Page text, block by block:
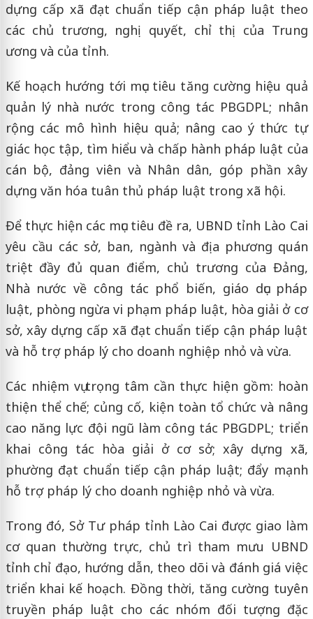
dựng cấp xã đạt chuẩn tiếp cận pháp luật theo
các chủ trương, nghị quyết, chỉ thị của Trung
ương và của tỉnh.
Kế hoạch hướng tới mục tiêu tăng cường hiệu quả
quản lý nhà nước trong công tác PBGDPL; nhân
rộng các mô hình hiệu quả; nâng cao ý thức tự
giác học tập, tìm hiểu và chấp hành pháp luật của
cán bộ, đảng viên và Nhân dân, góp phần xây
dựng văn hóa tuân thủ pháp luật trong xã hội.
Để thực hiện các mục tiêu đề ra, UBND tỉnh Lào Cai
yêu cầu các sở, ban, ngành và địa phương quán
triệt đầy đủ quan điểm, chủ trương của Đảng,
Nhà nước về công tác phổ biến, giáo dục pháp
luật, phòng ngừa vi phạm pháp luật, hòa giải ở cơ
sở, xây dựng cấp xã đạt chuẩn tiếp cận pháp luật
và hỗ trợ pháp lý cho doanh nghiệp nhỏ và vừa.
Các nhiệm vụ trọng tâm cần thực hiện gồm: hoàn
thiện thể chế; củng cố, kiện toàn tổ chức và nâng
cao năng lực đội ngũ làm công tác PBGDPL; triển
khai công tác hòa giải ở cơ sở; xây dựng xã,
phường đạt chuẩn tiếp cận pháp luật; đẩy mạnh
hỗ trợ pháp lý cho doanh nghiệp nhỏ và vừa.
Trong đó, Sở Tư pháp tỉnh Lào Cai được giao làm
cơ quan thường trực, chủ trì tham mưu UBND
tỉnh chỉ đạo, hướng dẫn, theo dõi và đánh giá việc
triển khai kế hoạch. Đồng thời, tăng cường tuyên
truyền pháp luật cho các nhóm đối tượng đặc